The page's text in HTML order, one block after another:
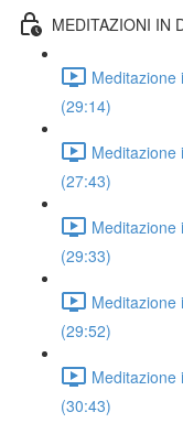
MEDITAZIONI IN
Meditazione
(29:14)
Meditazione
(27:43)
Meditazione
(29:33)
Meditazione
(29:52)
Meditazione
(30:43)